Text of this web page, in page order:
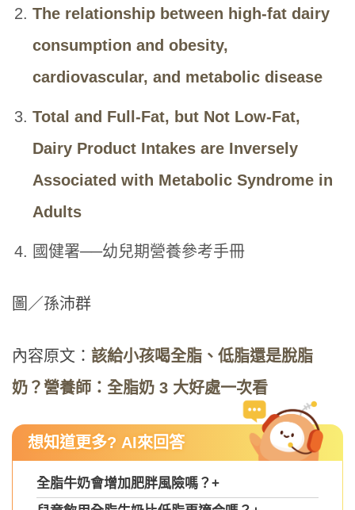
The relationship between high-fat dairy
consumption and obesity,
cardiovascular, and metabolic disease
Total and Full-Fat, but Not Low-Fat,
Dairy Product Intakes are Inversely
Associated with Metabolic Syndrome in
Adults
國健署──幼兒期營養參考手冊
圖／孫沛群
內容原文： 該給小孩喝全脂、低脂還是脫脂
奶？營養師：全脂奶 3 大好處一次看
想知道更多? AI來回答
全脂牛奶會增加肥胖風險嗎？+